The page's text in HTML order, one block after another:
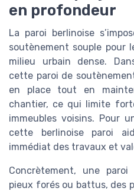
en profondeur
La paroi berlinoise
soutènement souple pour
milieu urbain dense.
cette paroi de
en place tout en
chantier, ce qui limite
immeubles voisins. Pour
cette berlinoise paroi
immédiat des travaux et
Concrètement, une
pieux forés ou battus, des